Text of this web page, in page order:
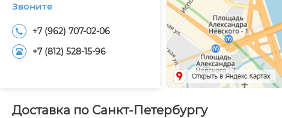
Звоните
+7 (962) 707-02-06
+7 (812) 528-15-96
Доставка по Санкт-Петербургу